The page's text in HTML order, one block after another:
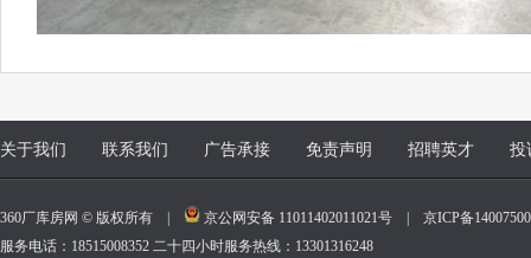
关于我们 联系我们 广告承接 免责声明 招聘英才 投
360厂库房网 © 版权所有 | 京公网安备 11011402011021号
京ICP备
服务电话：18515008352 二十四小时服务热线：13301316248